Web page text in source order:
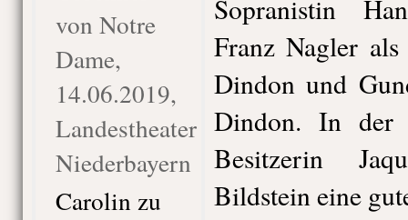
von Notre
Dame,
14.06.2019,
Landestheater
Niederbayern
Carolin zu
Sopranistin
Franz Nagler
Dindon und
Dindon. In der
Besitzerin
Bildstein eine